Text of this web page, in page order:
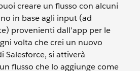
creare un flusso con alcuni
in base agli input (ad
provenienti dall'app per le
volta che crei un nuovo
si attiverà
flusso che lo aggiunge come